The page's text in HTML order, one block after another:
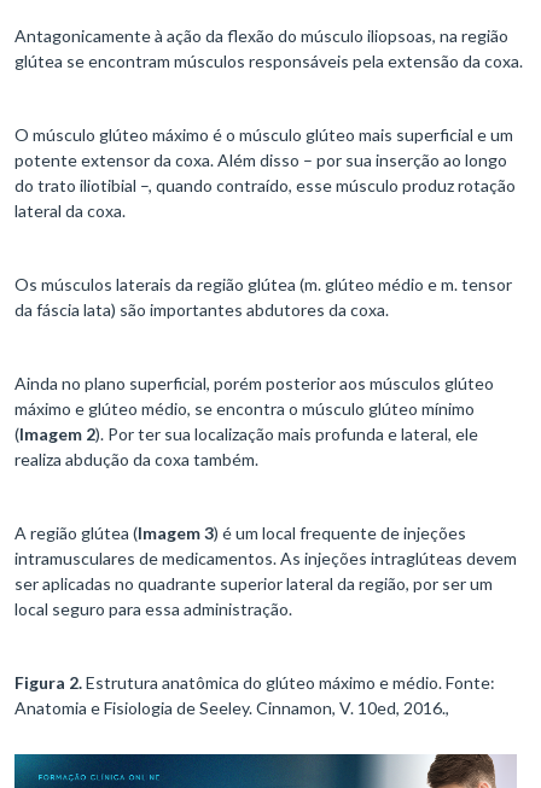
Antagonicamente à ação da flexão do músculo iliopsoas, na região
glútea se encontram músculos responsáveis pela extensão da coxa.
O músculo glúteo máximo é o músculo glúteo mais superficial e um
potente extensor da coxa. Além disso – por sua inserção ao longo
do trato iliotibial –, quando contraído, esse músculo produz rotação
lateral da coxa.
Os músculos laterais da região glútea (m. glúteo médio e m. tensor
da fáscia lata) são importantes abdutores da coxa.
Ainda no plano superficial, porém posterior aos músculos glúteo
máximo e glúteo médio, se encontra o músculo glúteo mínimo
(Imagem 2). Por ter sua localização mais profunda e lateral, ele
realiza abdução da coxa também.
A região glútea (Imagem 3) é um local frequente de injeções
intramusculares de medicamentos. As injeções intraglúteas devem
ser aplicadas no quadrante superior lateral da região, por ser um
local seguro para essa administração.
Figura 2.Estrutura anatômica do glúteo máximo e médio. Fonte:
Anatomia e Fisiologia de Seeley. Cinnamon, V. 10ed, 2016.,